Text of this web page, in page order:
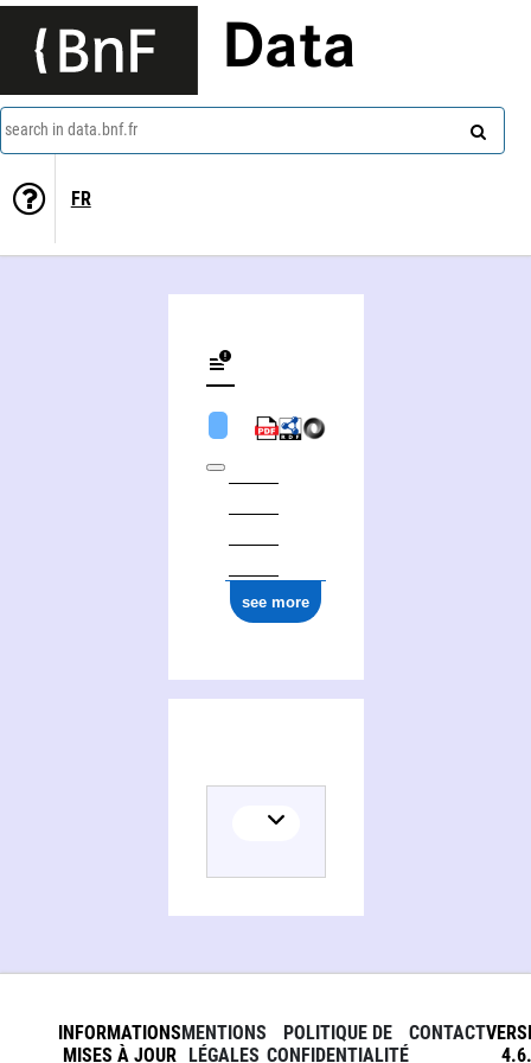
Data
search in data.bnf.fr
FR
see more
INFORMATIONS
MISES À JOUR
MENTIONS
LÉGALES
POLITIQUE DE
CONFIDENTIALITÉ
CONTACT